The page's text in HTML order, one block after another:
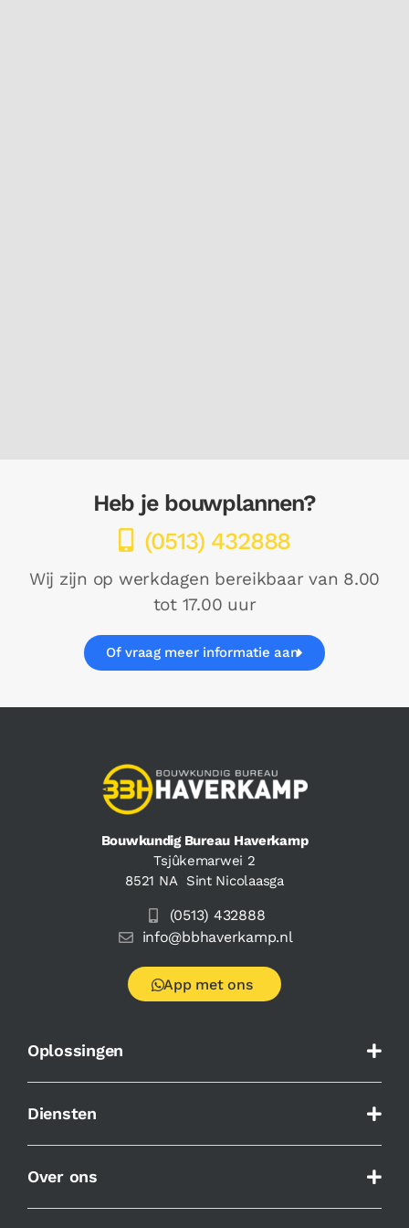
Heb je bouwplannen?
(0513) 432888
Wij zijn op werkdagen bereikbaar van 8.00
tot 17.00 uur
Of vraag meer informatie aan
Bouwkundig Bureau Haverkamp
Tsjûkemarwei 2
8521 NA Sint Nicolaasga
(0513) 432888
info@bbhaverkamp.nl
App met ons
Oplossingen
Diensten
Over ons